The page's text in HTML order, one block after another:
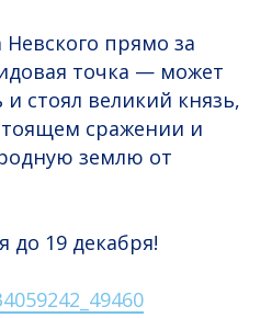
прямо за
точка — может
стоял великий князь,
сражении и
землю от
до 19 декабря!